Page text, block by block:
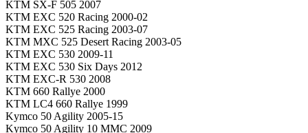
KTM SX-F 505 2007
KTM EXC 520 Racing 2000-02
KTM EXC 525 Racing 2003-07
KTM MXC 525 Desert Racing 2003-05
KTM EXC 530 2009-11
KTM EXC 530 Six Days 2012
KTM EXC-R 530 2008
KTM 660 Rallye 2000
KTM LC4 660 Rallye 1999
Kymco 50 Agility 2005-15
Kymco 50 Agility 10 MMC 2009